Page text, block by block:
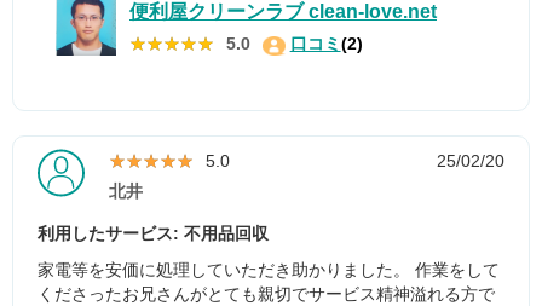
便利屋クリーンラブ clean-love.net
★★★★★
★★★★★ 5.0 口コミ(2)
★★★★★
★★★★★ 5.0
25/02/20
北井
利用したサービス: 不用品回収
家電等を安価に処理していただき助かりました。 作業をして
くださったお兄さんがとても親切でサービス精神溢れる方で